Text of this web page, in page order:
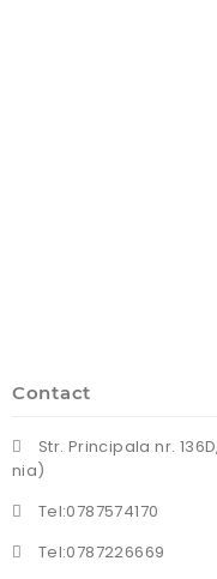
Contact
Str. Principala nr.
nia)
Tel:0787574170
Tel:0787226669